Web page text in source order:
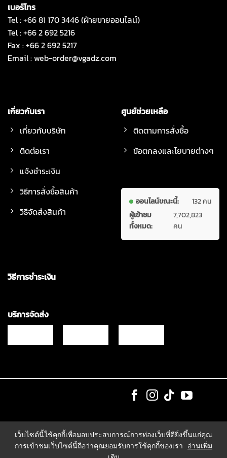
เบอร์โทร
Tel : +66 81 170 3446 (ฝ่ายขายออนไลน์)
Tel : +66 2 692 5216
Fax : +66 2 692 5217
Email :web-order@vgadz.com
เกี่ยวกับเรา
เกี่ยวกับบริษัท
ติดต่อเรา
แจ้งชำระเงิน
วิธีการสั่งซื้อสินค้า
วิธีจัดส่งสินค้า
ศูนย์ช่วยเหลือ
ติดตามการสั่งซื้อ
ข้อตกลงและโยบายต่างๆ
ออนไลน์ขณะนี้:
132 คน
ผู้เข้าชม
ทั้งหมด:
7,702,823
คน
วิธีการชำระเงิน
บริการจัดส่ง
เว็บไซต์นี้ใช้คุกกี้เพื่อมอบประสบการณ์การท่องเว็บที่ดียิ่งขึ้นแก่คุณ
การเข้าชมเว็บไซต์นี้ถือว่าคุณยอมรับการใช้คุกกี้ของเรา
อ่านเพิ่ม